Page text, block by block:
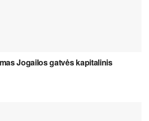
Jogailos gatvės kapitalinis